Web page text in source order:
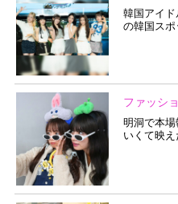
韓国アイ
の韓国ス
ファッシ
明洞で本
いくて映え